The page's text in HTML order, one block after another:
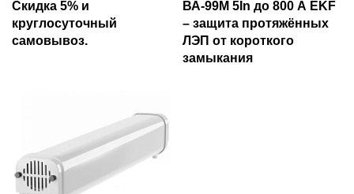
Скидка 5% и
круглосуточный
самовывоз.
ВА-99М 5In до 800 А EKF
– защита протяжённых
ЛЭП от короткого
замыкания